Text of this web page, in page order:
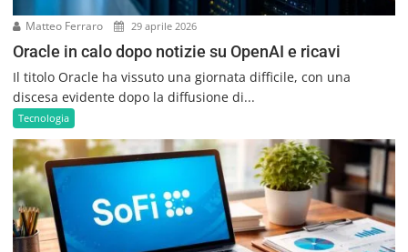
Matteo Ferraro 29 aprile 2026
Oracle in calo dopo notizie su OpenAI e ricavi
Il titolo Oracle ha vissuto una giornata difficile, con una
discesa evidente dopo la diffusione di...
Tecnologia